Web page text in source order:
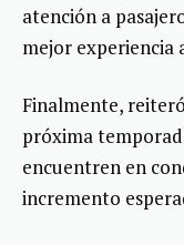
atención a
mejor experiencia
Finalmente,
próxima
encuentren en
incremento